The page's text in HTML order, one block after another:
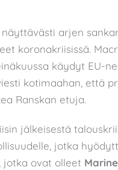
arjen
koronakriisissä.
käydyt EU-
kotimaahan, että
Ranskan etuja.
jälkeisestä
jotka
jotka ovat olleet